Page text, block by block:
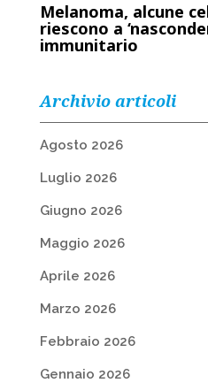
Melanoma, alcune
riescono a
immunitario
Archivio articoli
Agosto 2026
Luglio 2026
Giugno 2026
Maggio 2026
Aprile 2026
Marzo 2026
Febbraio 2026
Gennaio 2026